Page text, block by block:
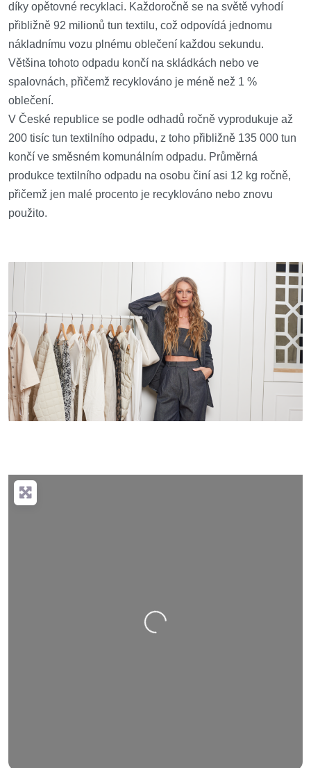
díky opětovné recyklaci. Každoročně se na světě vyhodí
přibližně 92 milionů tun textilu, což odpovídá jednomu
nákladnímu vozu plnému oblečení každou sekundu.
Většina tohoto odpadu končí na skládkách nebo ve
spalovnách, přičemž recyklováno je méně než 1 %
oblečení.
V České republice se podle odhadů ročně vyprodukuje až
200 tisíc tun textilního odpadu, z toho přibližně 135 000 tun
končí ve směsném komunálním odpadu. Průměrná
produkce textilního odpadu na osobu činí asi 12 kg ročně,
přičemž jen malé procento je recyklováno nebo znovu
použito.
Nahrávání….